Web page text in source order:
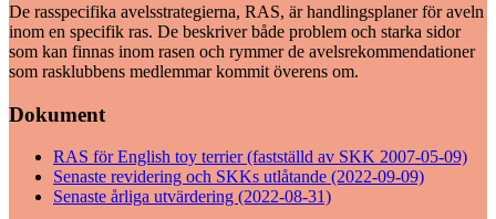
De rasspecifika avelsstrategierna, RAS, är handlingsplaner för aveln
inom en specifik ras. De beskriver både problem och starka sidor
som kan finnas inom rasen och rymmer de avelsrekommendationer
som rasklubbens medlemmar kommit överens om.
Dokument
RAS för English toy terrier (fastställd av SKK 2007-05-09)
Senaste revidering och SKKs utlåtande (2022-09-09)
Senaste årliga utvärdering (2022-08-31)